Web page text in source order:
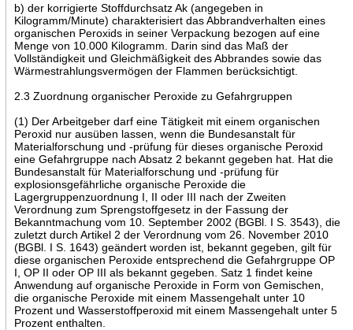
b) der korrigierte Stoffdurchsatz Ak (angegeben in
Kilogramm/Minute) charakterisiert das Abbrandverhalten eines
organischen Peroxids in seiner Verpackung bezogen auf eine
Menge von 10.000 Kilogramm. Darin sind das Maß der
Vollständigkeit und Gleichmäßigkeit des Abbrandes sowie das
Wärmestrahlungsvermögen der Flammen berücksichtigt.
2.3 Zuordnung organischer Peroxide zu Gefahrgruppen
(1) Der Arbeitgeber darf eine Tätigkeit mit einem organischen
Peroxid nur ausüben lassen, wenn die Bundesanstalt für
Materialforschung und -prüfung für dieses organische Peroxid
eine Gefahrgruppe nach Absatz 2 bekannt gegeben hat. Hat die
Bundesanstalt für Materialforschung und -prüfung für
explosionsgefährliche organische Peroxide die
Lagergruppenzuordnung I, II oder III nach der Zweiten
Verordnung zum Sprengstoffgesetz in der Fassung der
Bekanntmachung vom 10. September 2002 (BGBl. I S. 3543), die
zuletzt durch Artikel 2 der Verordnung vom 26. November 2010
(BGBl. I S. 1643) geändert worden ist, bekannt gegeben, gilt für
diese organischen Peroxide entsprechend die Gefahrgruppe OP
I, OP II oder OP III als bekannt gegeben. Satz 1 findet keine
Anwendung auf organische Peroxide in Form von Gemischen,
die organische Peroxide mit einem Massengehalt unter 10
Prozent und Wasserstoffperoxid mit einem Massengehalt unter 5
Prozent enthalten.